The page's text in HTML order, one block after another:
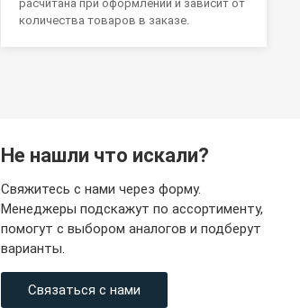
расчитана при оформлении и зависит от
количества товаров в заказе.
Не нашли что искали?
Свяжитесь с нами через форму.
Менеджеры подскажут по ассортименту,
помогут с выбором аналогов и подберут
варианты.
Связаться с нами